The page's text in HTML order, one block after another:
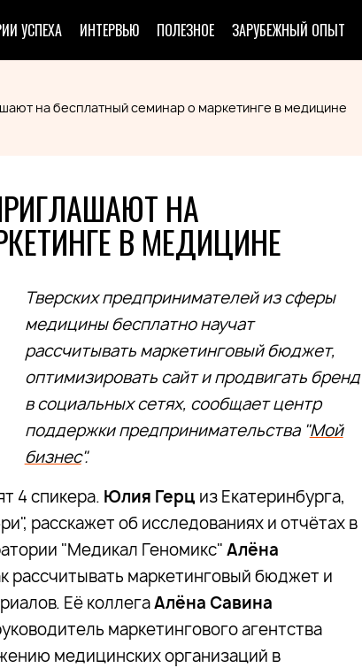
УСПЕХА ИНТЕРВЬЮ ПОЛЕЗНОЕ ЗАРУБЕЖНЫЙ ОПЫТ
на бесплатный семинар о маркетинге в медицине
НА
В МЕДИЦИНЕ
Тверских предпринимателей из сферы
медицины бесплатно научат
рассчитывать маркетинговый бюджет,
оптимизировать сайт и продвигать бренд
в социальных сетях, сообщает центр
поддержки предпринимательства "Мой
бизнес".
4 спикера. Юлия Герц из Екатеринбурга,
расскажет об исследованиях и отчётах в
"Медикал Геномикс" Алёна
рассчитывать маркетинговый бюджет и
Её коллегаАлёна Савина
маркетингового агентства
медицинских организаций в